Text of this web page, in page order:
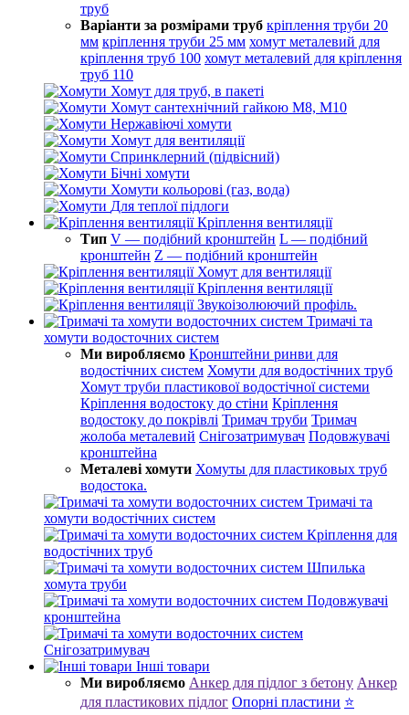
труб
Варіанти за розмірами труб кріплення труби 20
мм кріплення труби 25 мм хомут металевий для
кріплення труб 100 хомут металевий для кріплення
труб 110
Хомут для труб, в пакеті
Хомут сантехнічний гайкою М8, М10
Нержавіючі хомути
Хомут для вентиляції
Спринклерний (підвісний)
Бічні хомути
Хомути кольорові (газ, вода)
Для теплої підлоги
Кріплення вентиляції
Тип V — подібний кронштейн L — подібний
кронштейн Z — подібний кронштейн
Хомут для вентиляції
Кріплення вентиляції
Звукоізолюючий профіль.
Тримачі та
хомути водосточних систем
Ми виробляємо Кронштейни ринви для
водостічних систем Хомути для водостічних труб
Хомут труби пластикової водостічної системи
Кріплення водостоку до стіни Кріплення
водостоку до покрівлі Тримач труби Тримач
жолоба металевий Снігозатримувач Подовжувачі
кронштейна
Металеві хомути Хомуты для пластиковых труб
водостока.
Тримачі та
хомути водостічних систем
Кріплення для
водостічних труб
Шпилька
хомута труби
Подовжувачі
кронштейна
Снігозатримувач
Інші товари
Ми виробляємо Анкер для підлог з бетону Анкер
для пластикових підлог Опорні пластини ⭐